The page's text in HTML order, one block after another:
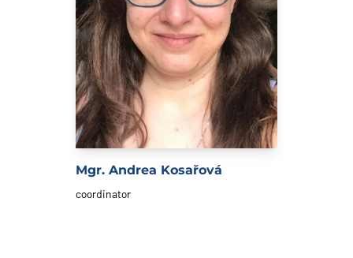
Mgr. Andrea Kosařová
coordinator